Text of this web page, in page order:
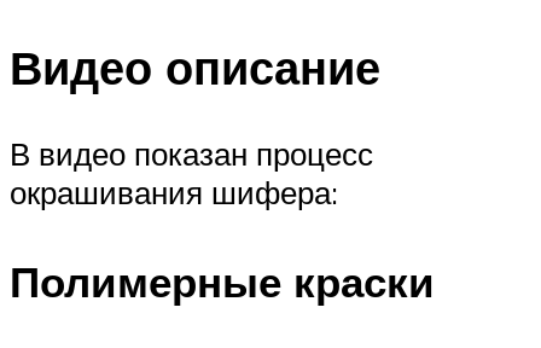
Видео описание
В видео показан процесс
окрашивания шифера:
Полимерные краски